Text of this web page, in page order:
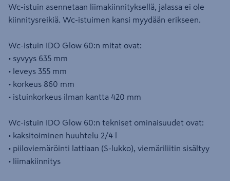
Wc-istuin asennetaan liimakiinnityksellä, jalassa ei ole
kiinnitysreikiä. Wc-istuimen kansi myydään erikseen.
Wc-istuin IDO Glow 60:n mitat ovat:
• syvyys 635 mm
• leveys 355 mm
• korkeus 860 mm
• istuinkorkeus ilman kantta 420 mm
Wc-istuin IDO Glow 60:n tekniset ominaisuudet ovat:
• kaksitoiminen huuhtelu 2/4 l
• piiloviemäröinti lattiaan (S-lukko), viemäriliitin sisältyy
• liimakiinnitys